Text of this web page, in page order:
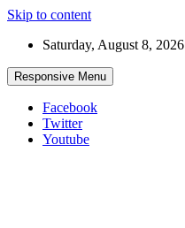
Skip to content
Saturday, August 8, 2026
Responsive Menu
Facebook
Twitter
Youtube